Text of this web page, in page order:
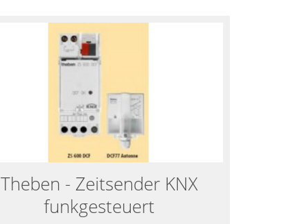
Theben - Zeitsender KNX
funkgesteuert